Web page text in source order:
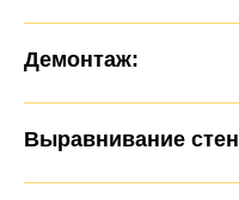
Демонтаж:
Выравнивание